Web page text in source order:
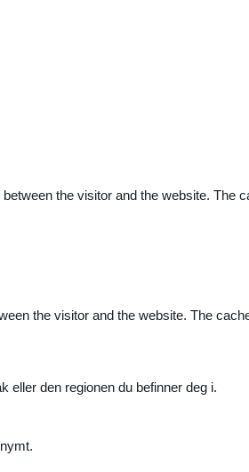
the visitor and the website. The
the visitor and the website. The
eller den regionen du befinner deg i.